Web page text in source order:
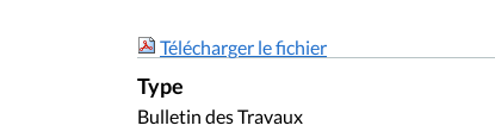
Télécharger le fichier
Type
Bulletin des Travaux